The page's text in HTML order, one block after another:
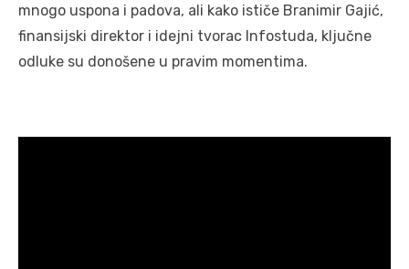
mnogo uspona i padova, ali kako ističe Branimir Gajić,
finansijski direktor i idejni tvorac Infostuda, ključne
odluke su donošene u pravim momentima.